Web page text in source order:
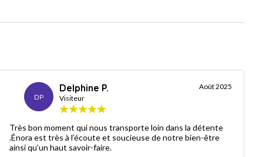
DP
Delphine P.
Visiteur
Août 2025
Très bon moment qui nous transporte loin dans la détente
.Énora est très à l’écoute et soucieuse de notre bien-être
ainsi qu’un haut savoir-faire.